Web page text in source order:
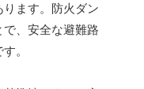
ます。防火ダン
、安全な避難路
。